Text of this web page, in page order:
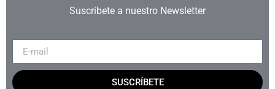
Suscríbete a nuestro Newsletter
SUSCRÍBETE